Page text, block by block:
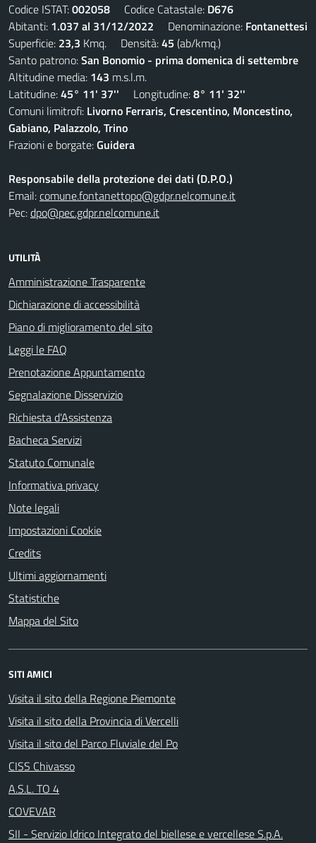
Codice ISTAT:002058 Codice Catastale: D676
Abitanti: 1.037 al 31/12/2022 Denominazione: Fontanettesi
Superficie: 23,3 Kmq. Densità:45 (ab/kmq.)
Santo patrono:San Bonomio - prima domenica di settembre
Altitudine media: 143 m.s.l.m.
Latitudine:45° 11' 37'' Longitudine:8° 11' 32''
Comuni limitrofi: Livorno Ferraris, Crescentino, Moncestino,
Gabiano, Palazzolo, Trino
Frazioni e borgate:Guidera
Responsabile della protezione dei dati (D.P.O.)
Email:comune.fontanettopo@gdpr.nelcomune.it
Pec:dpo@pec.gdpr.nelcomune.it
UTILITÀ
Amministrazione Trasparente
Dichiarazione di accessibilità
Piano di miglioramento del sito
Leggi le FAQ
Prenotazione Appuntamento
Segnalazione Disservizio
Richiesta d'Assistenza
Bacheca Servizi
Statuto Comunale
Informativa privacy
Note legali
Impostazioni Cookie
Credits
Ultimi aggiornamenti
Statistiche
Mappa del Sito
SITI AMICI
Visita il sito della Regione Piemonte
Visita il sito della Provincia di Vercelli
Visita il sito del Parco Fluviale del Po
CISS Chivasso
A.S.L. TO 4
COVEVAR
SII - Servizio Idrico Integrato del biellese e vercellese S.p.A.